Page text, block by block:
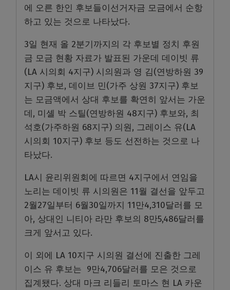
에 오른 한인 후보들이선거자금 모금에서 순항
하고 있는 것으로 나타났다.
3일 현재 올 2분기까지의 각 후보별 정치 후원
금 모금 현황 자료가 발표된 가운데 데이빗 류
(LA 시의회 4지구) 시의원과 영 김(연방하원 39
지구) 후보, 데이브 민(가주 상원 37지구) 후보
는 모금액에서 상대 후보를 확연히 앞서는 가운
데, 미셸 박 스틸(연방하원 48지구) 후보와, 최
석호(가주하원 68지구) 의원, 그레이스 유(LA
시의회 10지구) 후보 등도 선전하는 것으로 나
타났다.
LA시 윤리위원회에 따르면 4지구에서 연임을
노리는 데이빗 류 시의원은 11월 결선을 앞두고
2월27일부터 6월30일까지 11만4,310달러를 모
아, 상대인 니티아 라만 후보의 8만5,486달러를
크게 앞서고 있다.
이 외에 LA 10지구 시의원 결선에 진출한 그레
이스 유 후보는 9만4,706달러를 모은 것으로
집계됐다. 상대 마크 리들리 토마스 현 LA 카운